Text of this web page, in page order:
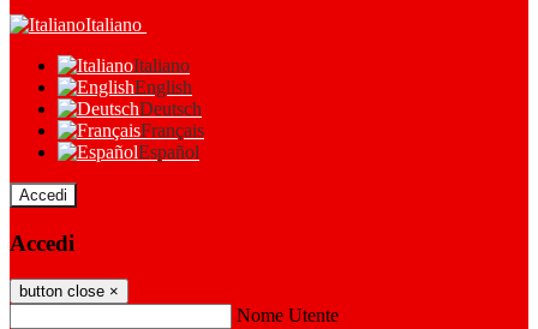
Italiano
Italiano
English
Deutsch
Français
Español
Accedi
Accedi
button close ×
Nome Utente